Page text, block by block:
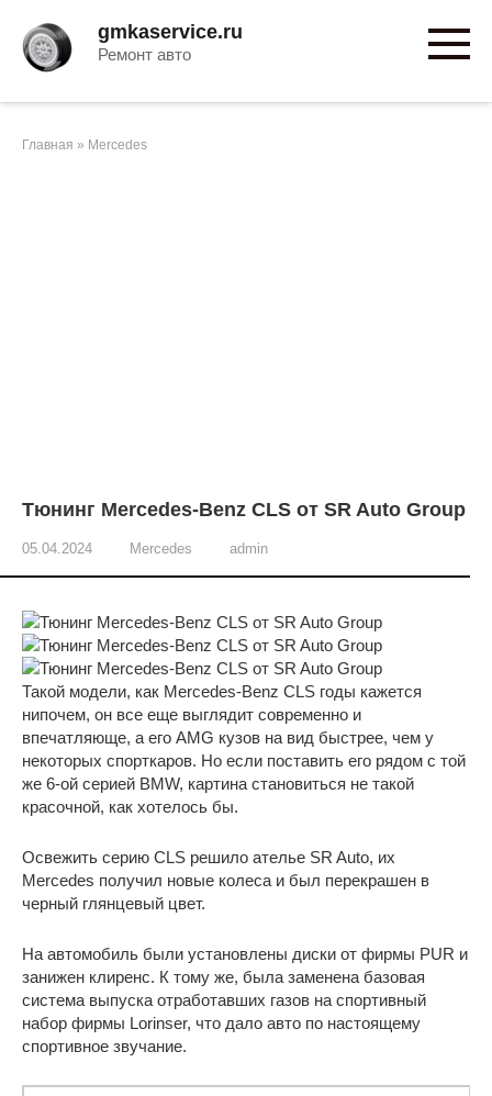
контенту
gmkaservice.ru
Ремонт авто
Главная » Mercedes
Тюнинг Mercedes-Benz CLS от SR Auto Group
05.04.2024 Mercedes admin
Такой модели, как Mercedes-Benz CLS годы кажется
нипочем, он все еще выглядит современно и
впечатляюще, а его AMG кузов на вид быстрее, чем у
некоторых спорткаров. Но если поставить его рядом с той
же 6-ой серией BMW, картина становиться не такой
красочной, как хотелось бы.
Освежить серию CLS решило ателье SR Auto, их
Mercedes получил новые колеса и был перекрашен в
черный глянцевый цвет.
На автомобиль были установлены диски от фирмы PUR и
занижен клиренс. К тому же, была заменена базовая
система выпуска отработавших газов на спортивный
набор фирмы Lorinser, что дало авто по настоящему
спортивное звучание.